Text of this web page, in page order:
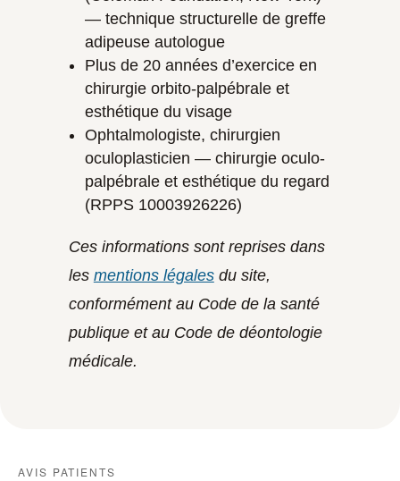
— technique structurelle de greffe
adipeuse autologue
Plus de 20 années d’exercice en
chirurgie orbito-palpébrale et
esthétique du visage
Ophtalmologiste, chirurgien
oculoplasticien — chirurgie oculo-
palpébrale et esthétique du regard
(RPPS 10003926226)
Ces informations sont reprises dans
les mentions légalesdu site,
conformément au Code de la santé
publique et au Code de déontologie
médicale.
AVIS PATIENTS